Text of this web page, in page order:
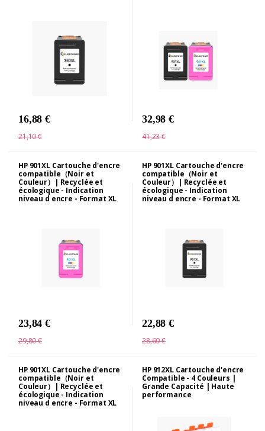
16,88 €
21,10 €
32,98 €
41,23 €
HP 901XL Cartouche d'encre
compatible（Noir et
Couleur）| Recyclée et
écologique - Indication
niveau d encre - Format XL
23,84 €
29,80 €
HP 901XL Cartouche d'encre
compatible（Noir et
Couleur）| Recyclée et
écologique - Indication
niveau d encre - Format XL
22,88 €
28,60 €
HP 901XL Cartouche d'encre
compatible（Noir et
Couleur）| Recyclée et
écologique - Indication
niveau d encre - Format XL
HP 912XL Cartouche d'encre
Compatible - 4 Couleurs |
Grande Capacité | Haute
performance